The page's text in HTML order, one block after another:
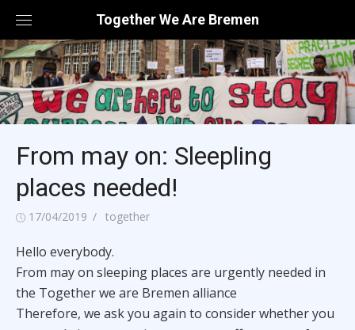
content
Together We Are Bremen
From may on: Sleepling
places needed!
Posted
17/04/2019 Author
together
Hello everybody.
From may on sleeping places are urgently needed in
the Together we are Bremen alliance
Therefore, we ask you again to consider whether you